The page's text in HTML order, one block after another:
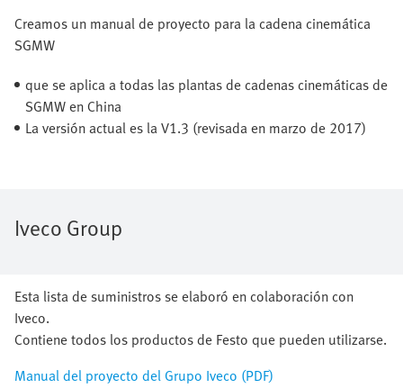
Creamos un manual de proyecto para la cadena cinemática
SGMW
que se aplica a todas las plantas de cadenas cinemáticas de
SGMW en China
La versión actual es la V1.3 (revisada en marzo de 2017)
Iveco Group
Esta lista de suministros se elaboró en colaboración con
Iveco.
Contiene todos los productos de Festo que pueden utilizarse.
Manual del proyecto del Grupo Iveco (PDF)